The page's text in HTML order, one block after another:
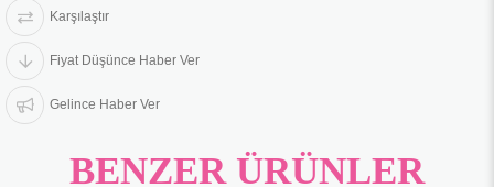
Karşılaştır
Fiyat Düşünce Haber Ver
Gelince Haber Ver
BENZER ÜRÜNLER